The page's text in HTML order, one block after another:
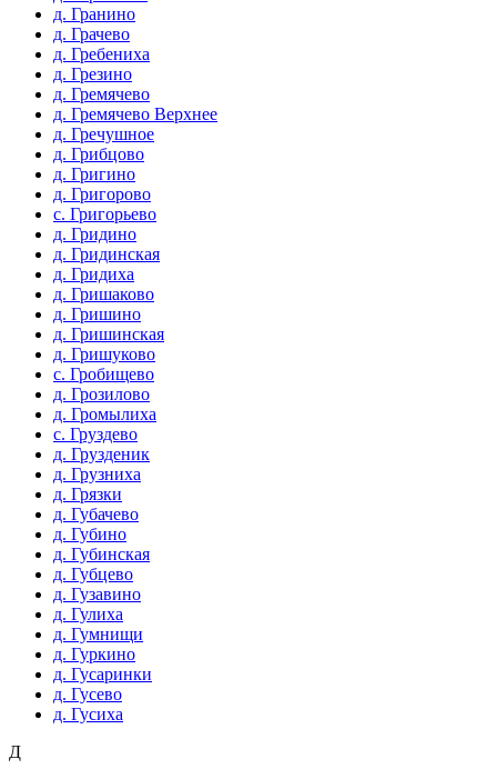
д. Гранино
д. Грачево
д. Гребениха
д. Грезино
д. Гремячево
д. Гремячево Верхнее
д. Гречушное
д. Грибцово
д. Григино
д. Григорово
с. Григорьево
д. Гридино
д. Гридинская
д. Гридиха
д. Гришаково
д. Гришино
д. Гришинская
д. Гришуково
с. Гробищево
д. Грозилово
д. Громылиха
с. Груздево
д. Грузденик
д. Грузниха
д. Грязки
д. Губачево
д. Губино
д. Губинская
д. Губцево
д. Гузавино
д. Гулиха
д. Гумнищи
д. Гуркино
д. Гусаринки
д. Гусево
д. Гусиха
Д